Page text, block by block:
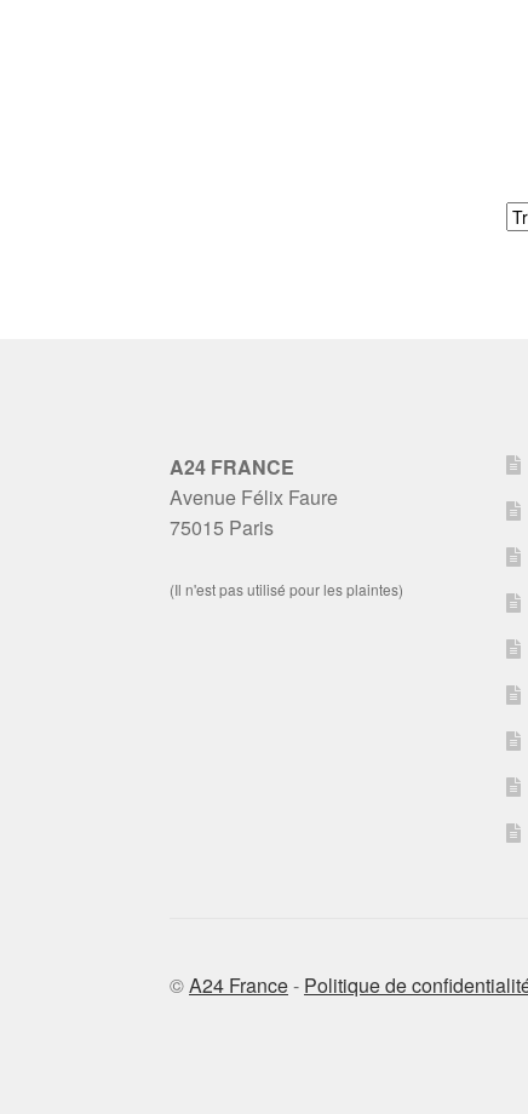
A24 FRANCE
Avenue Félix Faure
75015 Paris
(Il n'est pas utilisé pour les plaintes)
©A24 France- Politique de